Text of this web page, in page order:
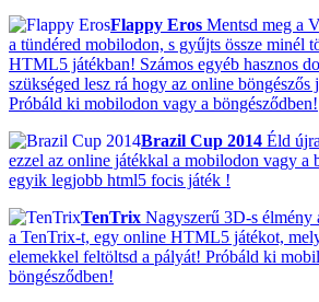
Flappy Eros Mentsd meg a
a tündéred mobilodon, s gyűjts össze minél
HTML5 játékban! Számos egyéb hasznos
szükséged lesz rá hogy az online böngészős
Próbáld ki mobilodon vagy a böngésződben!
Brazil Cup 2014 Éld
ezzel az online játékkal a mobilodon vagy a
egyik legjobb html5 focis játék !
TenTrix Nagyszerű 3D-s
a TenTrix-t, egy online HTML5 játékot,
elemekkel feltöltsd a pályát! Próbáld ki
böngésződben!